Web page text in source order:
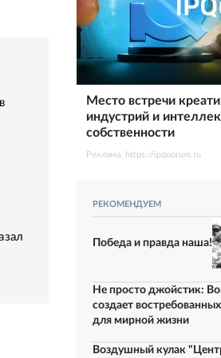
Место встречи
индустрий и
собственности
Реклама. https://ipquorum.ru
РЕКОМЕНДУЕМ
Победа и правда наша!
Не просто джойстик:
создает
для мирной жизни
Воздушный кулак